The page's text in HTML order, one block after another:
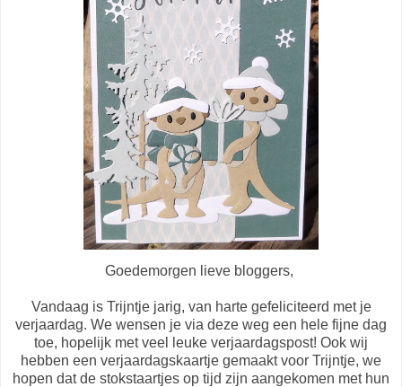
Goedemorgen lieve bloggers,
Vandaag is Trijntje jarig, van harte gefeliciteerd met je
verjaardag. We wensen je via deze weg een hele fijne dag
toe, hopelijk met veel leuke verjaardagspost! Ook wij
hebben een verjaardagskaartje gemaakt voor Trijntje, we
hopen dat de stokstaartjes op tijd zijn aangekomen met hun